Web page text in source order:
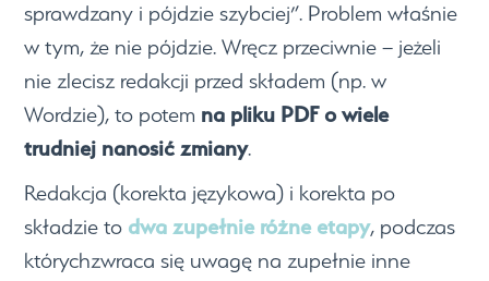
sprawdzany i pójdzie szybciej”. Problem właśnie
w tym, że nie pójdzie. Wręcz przeciwnie – jeżeli
nie zlecisz redakcji przed składem (np. w
Wordzie), to potem na pliku PDF o wiele
trudniej nanosić zmiany.
Redakcja (korekta językowa) i korekta po
składzie to dwa zupełnie różne etapy, podczas
którychzwraca się uwagę na zupełnie inne